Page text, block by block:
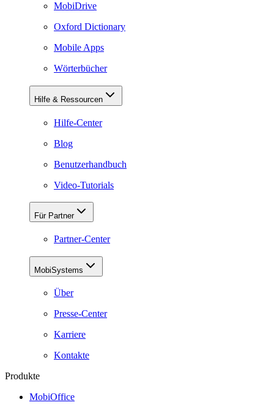
MobiDrive
Oxford Dictionary
Mobile Apps
Wörterbücher
Hilfe & Ressourcen
Hilfe-Center
Blog
Benutzerhandbuch
Video-Tutorials
Für Partner
Partner-Center
MobiSystems
Über
Presse-Center
Karriere
Kontakte
Produkte
MobiOffice